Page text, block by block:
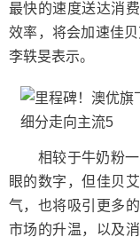
最快的速度送达消
效率，将会加速佳
李轶旻表示。
相较于牛奶粉一
眼的数字，但佳贝
气，也将吸引更多
市场的升温，以及